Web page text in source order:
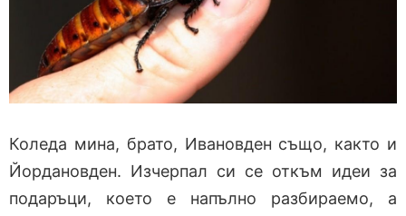
Коледа мина, брато, Ивановден също, както и
Йордановден. Изчерпал си се откъм идеи за
подаръци, което е напълно разбираемо, а